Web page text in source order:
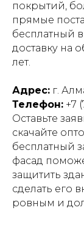
покрытий,
прямые
бесплатный
доставку на
лет.
Адрес: г.
Телефон: +7
Оставьте
скачайте
бесплатный
фасад
защитить
сделать его
ровным и